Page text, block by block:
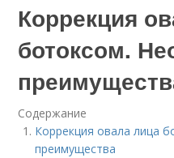
Коррекция
ботоксом.
Содержание
Коррекция овала лица
преимущества